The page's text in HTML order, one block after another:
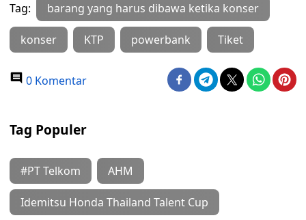
Tag: barang yang harus dibawa ketika konser
konser KTP powerbank Tiket
0 Komentar
Tag Populer
#PT Telkom AHM
Idemitsu Honda Thailand Talent Cup